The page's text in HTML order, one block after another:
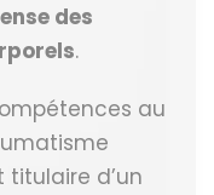
des
.
au
titulaire d’un